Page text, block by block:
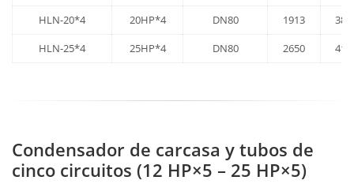
HLN-20*4
20HP*4 DN80 1913
388
HLN-25*4
25HP*4 DN80 2650 410
Condensador de carcasa y tubos de
cinco circuitos (12 HP×5 – 25 HP×5)